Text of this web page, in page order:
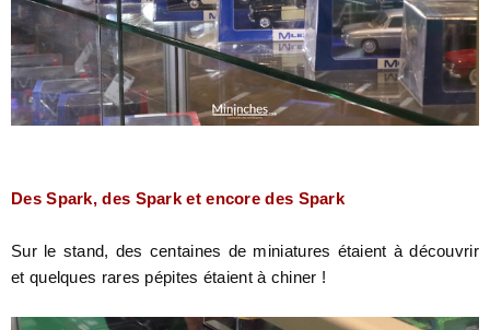
Des Spark, des Spark et encore des Spark
Sur le stand, des centaines de miniatures étaient à découvrir
et quelques rares pépites étaient à chiner !